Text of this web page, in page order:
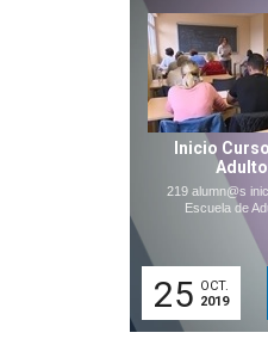
Inicio
219 alumn@s
Escuela de
25 OCT.
2019